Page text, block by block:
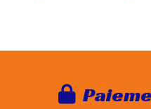
Paie